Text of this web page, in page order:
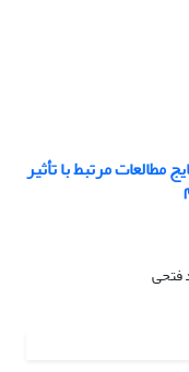
مطالعات مرتبط با تأثیر
فتحی